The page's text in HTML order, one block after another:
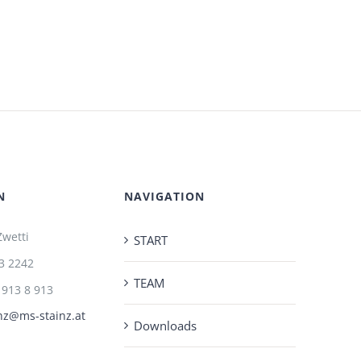
2242
8 913
stainz.at
NAVIGATION
START
TEAM
Downloads